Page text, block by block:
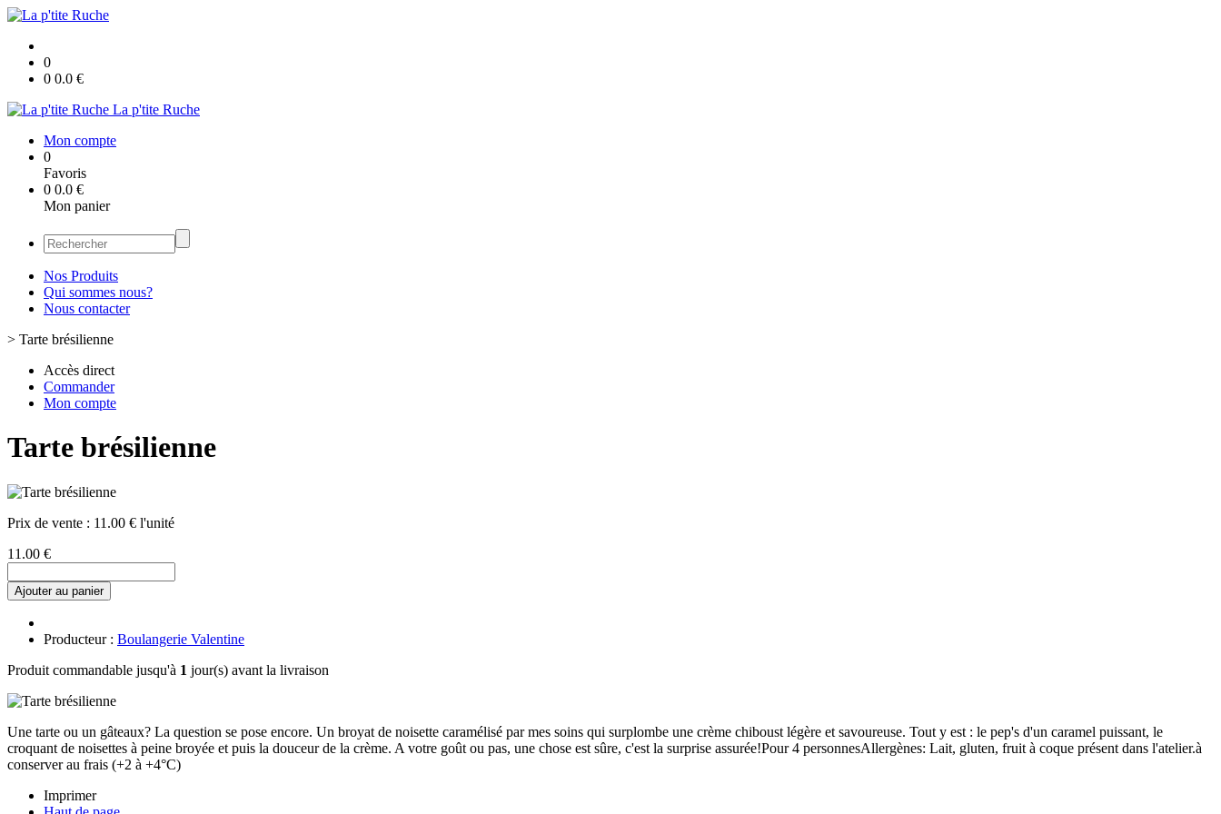
0
0 0.0 €
La p'tite Ruche
Mon compte
0
Favoris
0 0.0 €
Mon panier
Nos Produits
Qui sommes nous?
Nous contacter
> Tarte brésilienne
Accès direct
Commander
Mon compte
Tarte brésilienne
Prix de vente : 11.00 € l'unité
11.00 €
Ajouter au panier
Producteur : Boulangerie Valentine
Produit commandable jusqu'à 1 jour(s) avant la livraison
Une tarte ou un gâteaux? La question se pose encore. Un broyat de noisette caramélisé par mes soins qui surplombe une crème chiboust légère et savoureuse. Tout y est : le pep's d'un caramel puissant, le
croquant de noisettes à peine broyée et puis la douceur de la crème. A votre goût ou pas, une chose est sûre, c'est la surprise assurée!Pour 4 personnesAllergènes: Lait, gluten, fruit à coque présent dans l'atelier.à
conserver au frais (+2 à +4°C)
Imprimer